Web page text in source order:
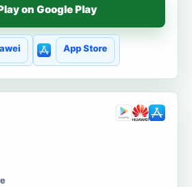
on Google Play
App Store